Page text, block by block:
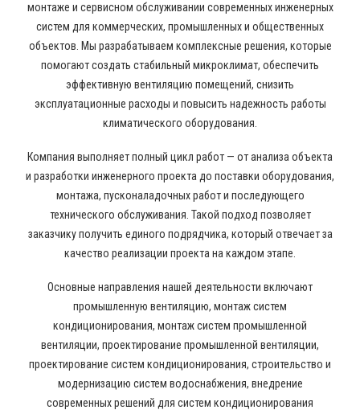
монтаже и сервисном обслуживании современных инженерных
систем для коммерческих, промышленных и общественных
объектов. Мы разрабатываем комплексные решения, которые
помогают создать стабильный микроклимат, обеспечить
эффективную вентиляцию помещений, снизить
эксплуатационные расходы и повысить надежность работы
климатического оборудования.
Компания выполняет полный цикл работ — от анализа объекта
и разработки инженерного проекта до поставки оборудования,
монтажа, пусконаладочных работ и последующего
технического обслуживания. Такой подход позволяет
заказчику получить единого подрядчика, который отвечает за
качество реализации проекта на каждом этапе.
Основные направления нашей деятельности включают
промышленную вентиляцию, монтаж систем
кондиционирования, монтаж систем промышленной
вентиляции, проектирование промышленной вентиляции,
проектирование систем кондиционирования, строительство и
модернизацию систем водоснабжения, внедрение
современных решений для систем кондиционирования